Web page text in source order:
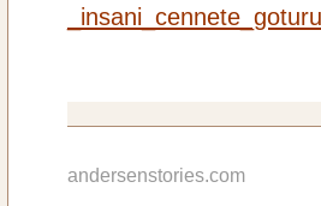
andersenstories.com